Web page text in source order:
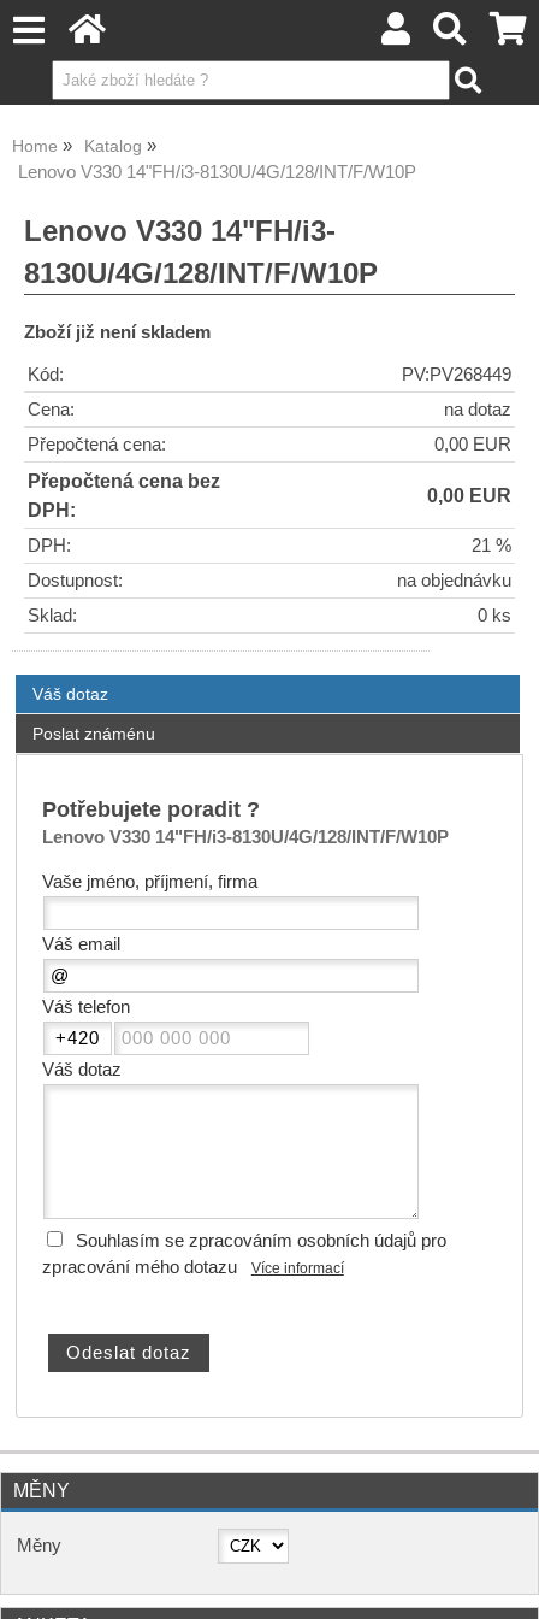
Home Katalog
Lenovo V330 14"FH/i3-8130U/4G/128/INT/F/W10P
Lenovo V330 14"FH/i3-
8130U/4G/128/INT/F/W10P
Zboží již není skladem
Kód:
PV:PV268449
Cena:
na dotaz
Přepočtená cena:
0,00 EUR
Přepočtená cena bez
DPH:
0,00 EUR
DPH:
21 %
Dostupnost:
na objednávku
Sklad:
0 ks
Váš dotaz
Poslat známénu
Potřebujete poradit ?
Lenovo V330 14"FH/i3-8130U/4G/128/INT/F/W10P
Vaše jméno, příjmení, firma
Váš email
Váš telefon
Váš dotaz
Souhlasím se zpracováním osobních údajů pro
zpracování mého dotazu
Více informací
MĚNY
Měny